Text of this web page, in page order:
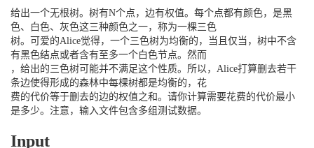
给出一个无根树。树有N个点，边有权值。每个点都有颜色，是黑
色、白色、灰色这三种颜色之一，称为一棵三色
树。可爱的Alice觉得，一个三色树为均衡的，当且仅当，树中不含
有黑色结点或者含有至多一个白色节点。然而
，给出的三色树可能并不满足这个性质。所以，Alice打算删去若干
条边使得形成的森林中每棵树都是均衡的，花
费的代价等于删去的边的权值之和。请你计算需要花费的代价最小
是多少。注意，输入文件包含多组测试数据。
Input